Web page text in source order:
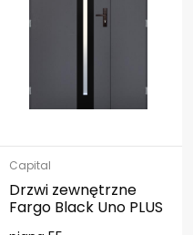
Capital
Drzwi zewnętrzne
Fargo Black Uno PLUS